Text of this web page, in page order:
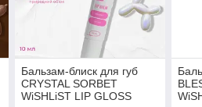
Бальзам-блиск для губ
CRYSTAL SORBET
WiSHLiST LIP GLOSS